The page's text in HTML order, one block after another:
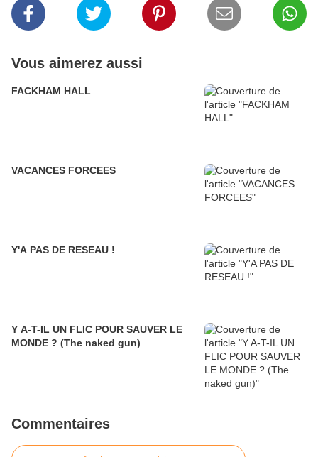
Vous aimerez aussi
FACKHAM HALL
VACANCES FORCEES
Y'A PAS DE RESEAU !
Y A-T-IL UN FLIC POUR SAUVER LE
MONDE ? (The naked gun)
Commentaires